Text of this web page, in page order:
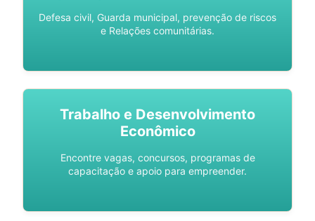
Defesa civil, Guarda municipal, prevenção de riscos
e Relações comunitárias.
Trabalho e Desenvolvimento
Econômico
Encontre vagas, concursos, programas de
capacitação e apoio para empreender.